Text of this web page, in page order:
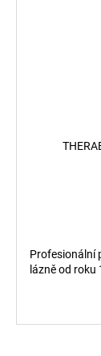
Profesionální
lázně od